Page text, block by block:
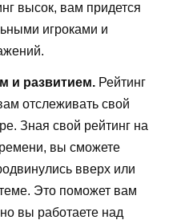
высок, вам придется
игроками и
и развитием. Рейтинг
отслеживать свой
Зная свой рейтинг на
вы сможете
вверх или
Это поможет вам
вы работаете над